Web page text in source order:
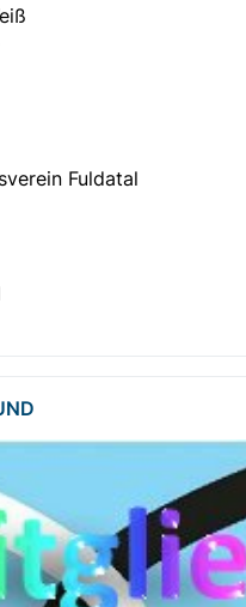
Fuldatal